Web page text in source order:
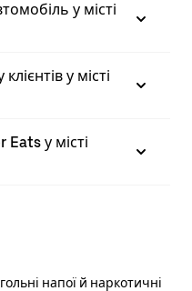
у місті
у місті
у місті
напої й наркотичні